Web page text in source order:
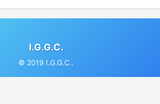
I.G.G.C.
© 2019 I.G.G.C..